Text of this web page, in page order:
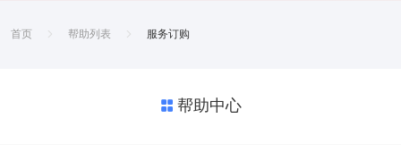
首页 帮助列表 服务订购
帮助中心